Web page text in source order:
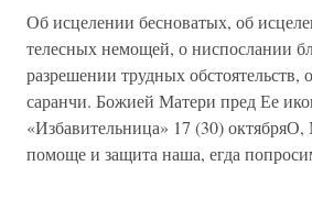
Об исцелении бесноватых, об
телесных немощей, о ниспослании
разрешении трудных обстоятельств,
саранчи. Божией Матери пред Ее
«Избавительница» 17 (30)
помоще и защита наша, егда